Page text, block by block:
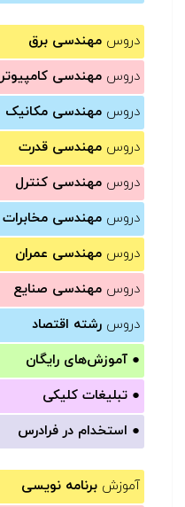
دروس مهندسی برق
دروس مهندسی کامپیوتر
دروس مهندسی مکانیک
دروس مهندسی قدرت
دروس مهندسی کنترل
دروس مهندسی مخابرات
دروس مهندسی عمران
دروس مهندسی صنایع
دروس رشته اقتصاد
● آموزش‌های رایگان
● تبلیغات کلیکی
● استخدام در فرادرس
آموزش برنامه نویسی